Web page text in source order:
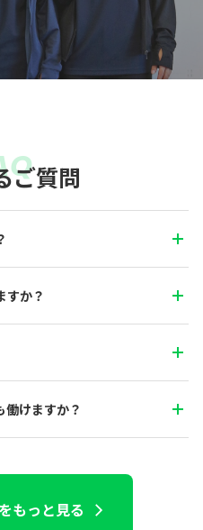
ご質問
すか？
働けますか？
もっと見る